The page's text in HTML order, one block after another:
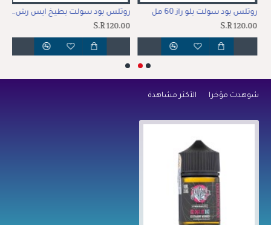
روثلس بود سولت بلو راز 60 مل
S.R 120.00
روثلس بود سولت بطيخ ايس رش 60 مل
S.R 120.00
شوهدت مؤخراً الأكثر مشاهدة